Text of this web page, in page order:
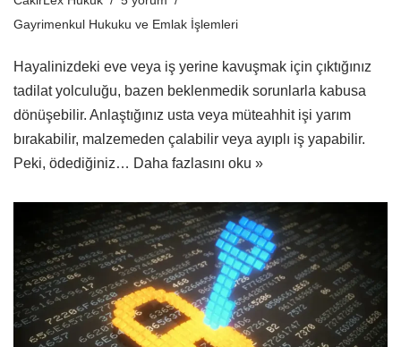
Gayrimenkul Hukuku ve Emlak İşlemleri
Hayalinizdeki eve veya iş yerine kavuşmak için çıktığınız
tadilat yolculuğu, bazen beklenmedik sorunlarla kabusa
dönüşebilir. Anlaştığınız usta veya müteahhit işi yarım
bırakabilir, malzemeden çalabilir veya ayıplı iş yapabilir.
Peki, ödediğiniz… Daha fazlasını oku »